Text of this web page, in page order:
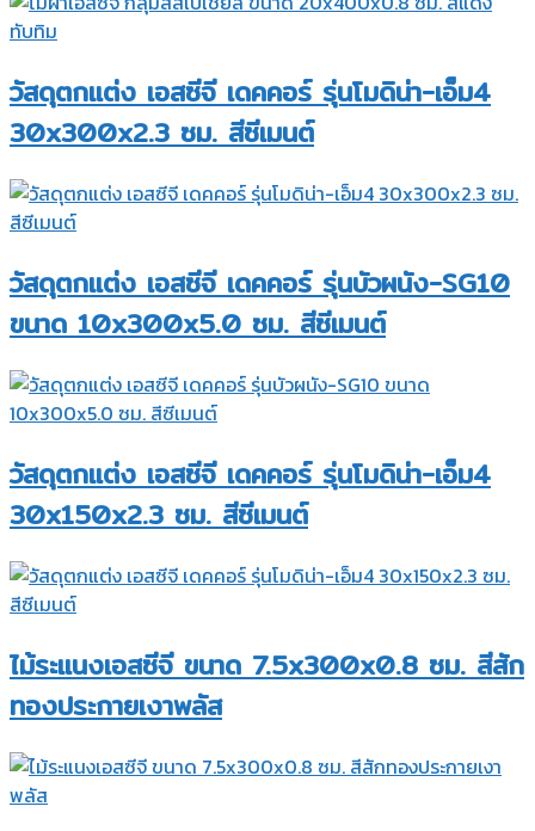
วัสดุตกแต่ง เอสซีจี เดคคอร์ รุ่นโมดิน่า-เอ็ม4
30x300x2.3 ซม. สีซีเมนต์
วัสดุตกแต่ง เอสซีจี เดคคอร์ รุ่นบัวผนัง-SG10
ขนาด 10x300x5.0 ซม. สีซีเมนต์
วัสดุตกแต่ง เอสซีจี เดคคอร์ รุ่นโมดิน่า-เอ็ม4
30x150x2.3 ซม. สีซีเมนต์
ไม้ระแนงเอสซีจี ขนาด 7.5x300x0.8 ซม. สีสัก
ทองประกายเงาพลัส